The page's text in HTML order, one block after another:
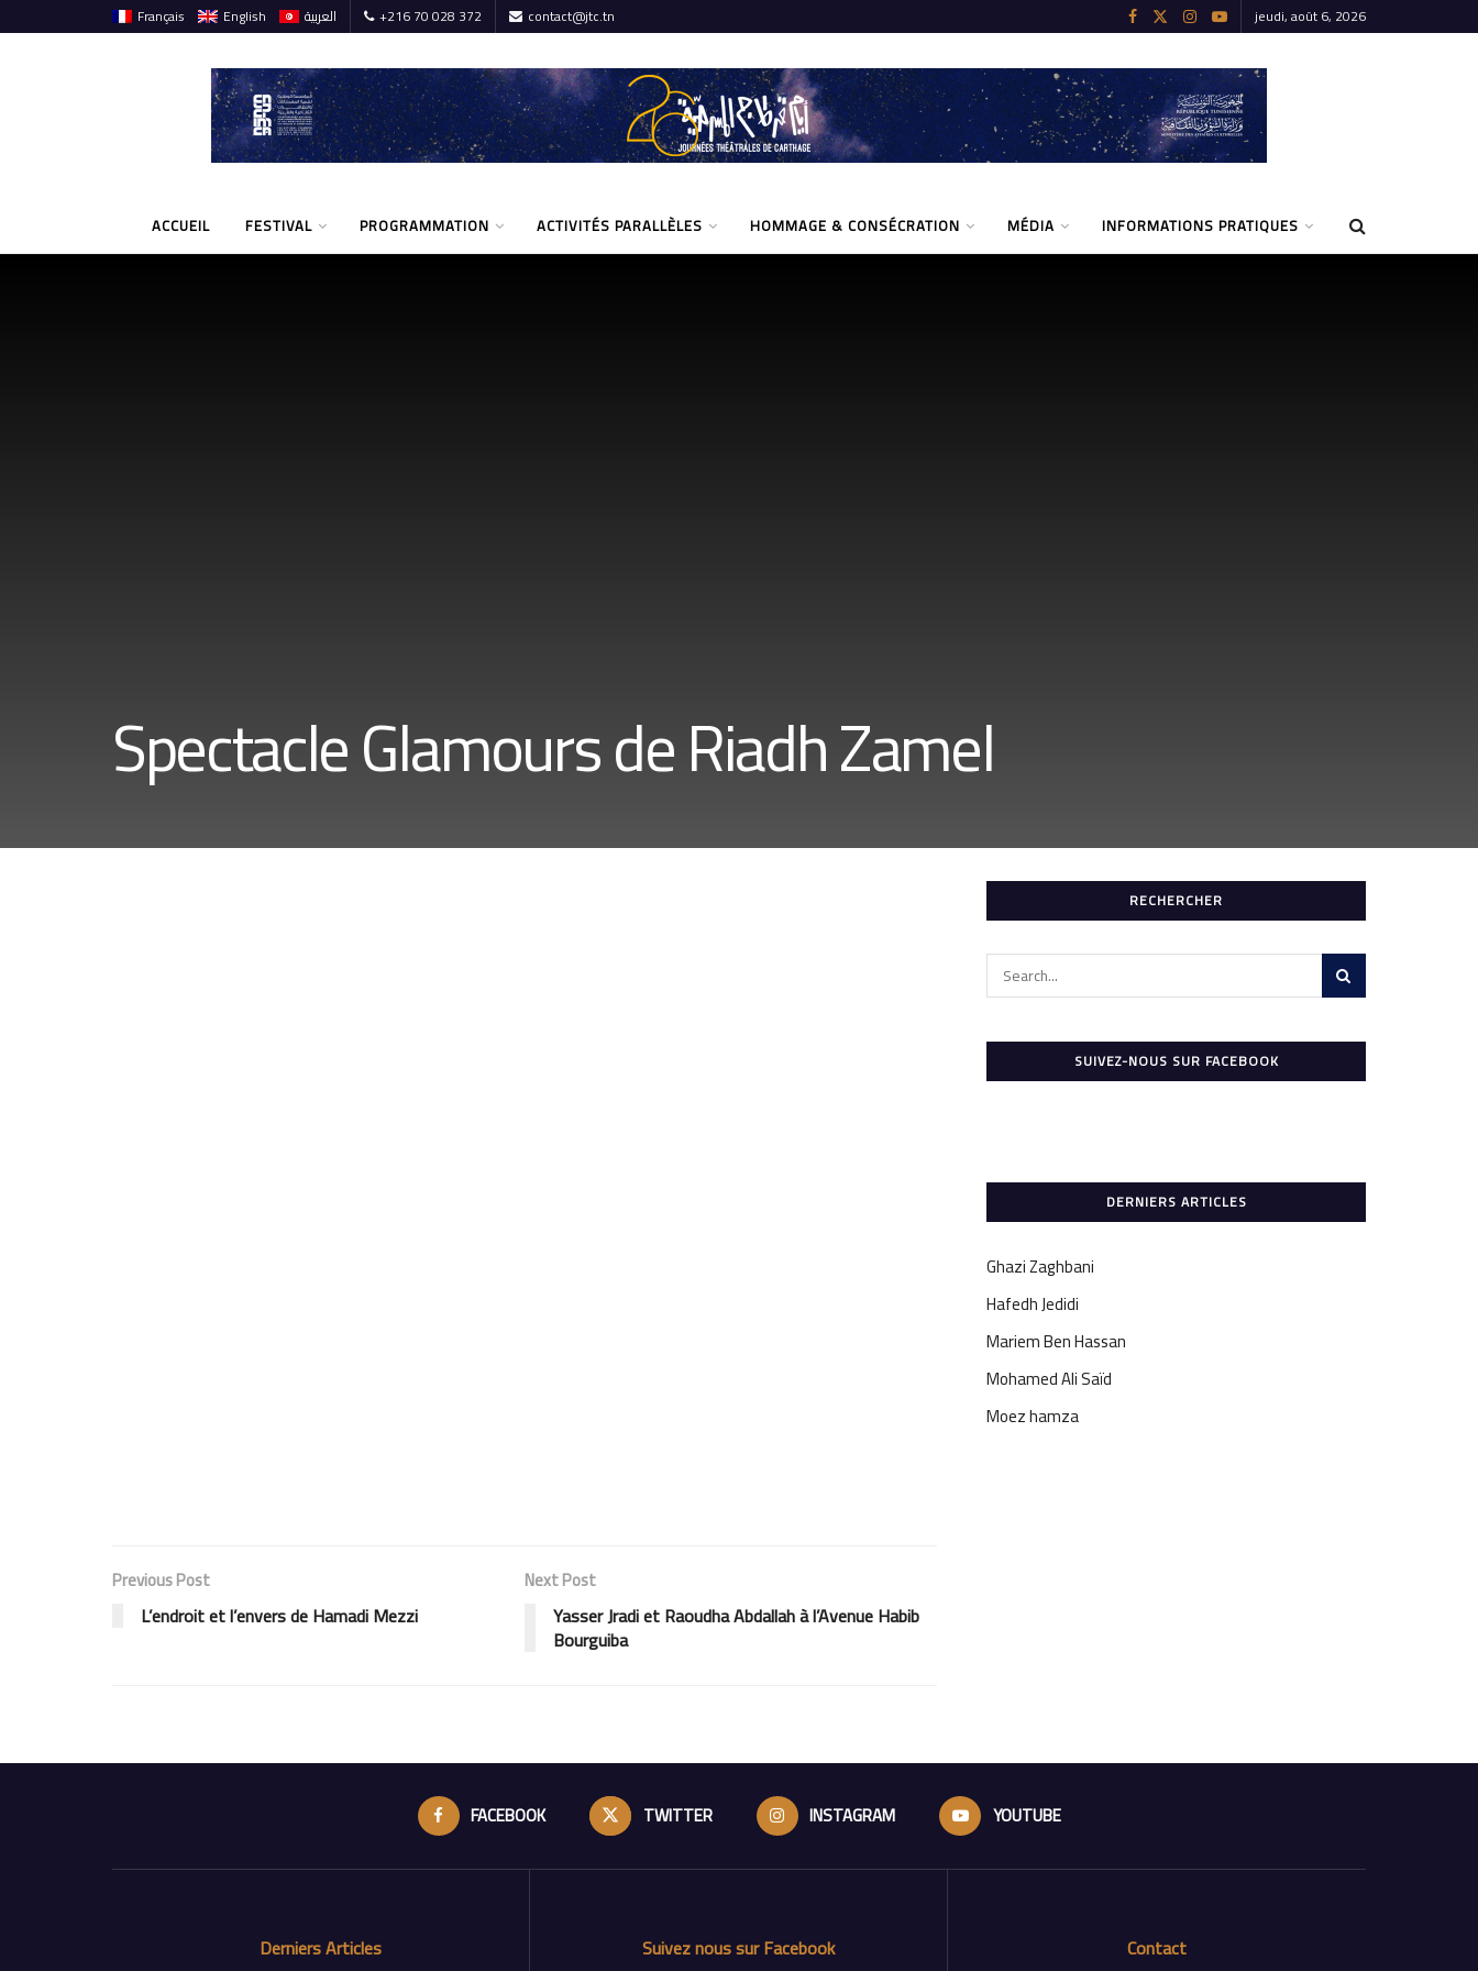
Français English العربية +216 70 028 372 contact@jtc.tn jeudi, août 6, 2026
ACCUEIL FESTIVAL PROGRAMMATION ACTIVITÉS PARALLÈLES HOMMAGE & CONSÉCRATION MÉDIA INFORMATIONS PRATIQUES
Spectacle Glamours de Riadh Zamel
Previous Post
L’endroit et l’envers de Hamadi Mezzi
Next Post
Yasser Jradi et Raoudha Abdallah à l’Avenue Habib
Bourguiba
RECHERCHER
SUIVEZ-NOUS SUR FACEBOOK
DERNIERS ARTICLES
Ghazi Zaghbani
Hafedh Jedidi
Mariem Ben Hassan
Mohamed Ali Saïd
Moez hamza
FACEBOOK TWITTER INSTAGRAM YOUTUBE
Derniers Articles Suivez nous sur Facebook Contact